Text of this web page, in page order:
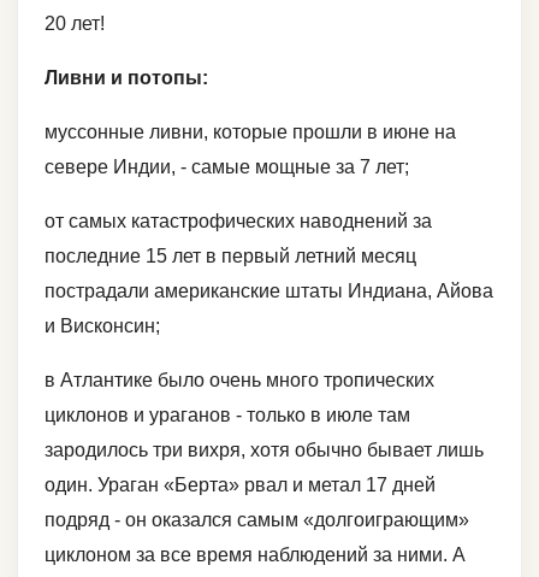
20 лет!
Ливни и потопы:
муссонные ливни, которые прошли в июне на
севере Индии, - самые мощные за 7 лет;
от самых катастрофических наводнений за
последние 15 лет в первый летний месяц
пострадали американские штаты Индиана, Айова
и Висконсин;
в Атлантике было очень много тропических
циклонов и ураганов - только в июле там
зародилось три вихря, хотя обычно бывает лишь
один. Ураган «Берта» рвал и метал 17 дней
подряд - он оказался самым «долгоиграющим»
циклоном за все время наблюдений за ними. А